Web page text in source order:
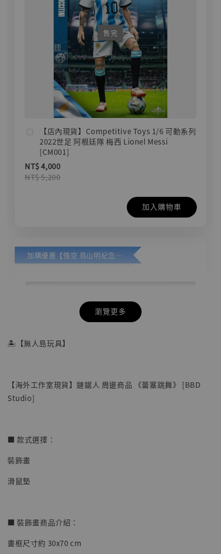
售完
【店內現貨】Competitive Toys 1/6 可動系列
2022世足 阿根廷隊 梅西 Lionel Messi
[CM001]
NT$ 4,000
NT$ 5,200
加入購物車
加購優惠【悟空 鳥山明紀念款 [奇蹟工作室]】
瀏覽更多
🏝【無人島玩具】
【海外工作室現貨】鏈鋸人 周邊商品 《蕾塞跳舞》 [BBD
Studio]
■ 款式選擇：
裝飾畫
滑鼠墊
■ 裝飾畫商品介紹：
畫框尺寸約 30x70 cm